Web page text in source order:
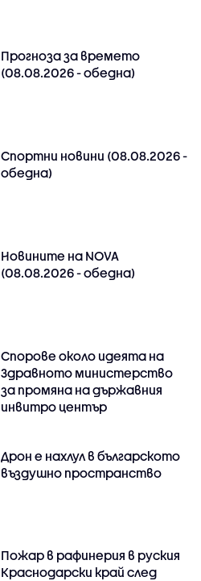
Прогноза за времето
(08.08.2026 - обедна)
Спортни новини (08.08.2026 -
обедна)
Новините на NOVA
(08.08.2026 - обедна)
Спорове около идеята на
Здравното министерство
за промяна на държавния
инвитро център
Дрон е нахлул в българското
въздушно пространство
Пожар в рафинерия в руския
Краснодарски край след